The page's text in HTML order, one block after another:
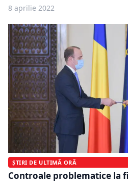
8 aprilie 2022
ȘTIRI DE ULTIMĂ ORĂ
Controale problematice la